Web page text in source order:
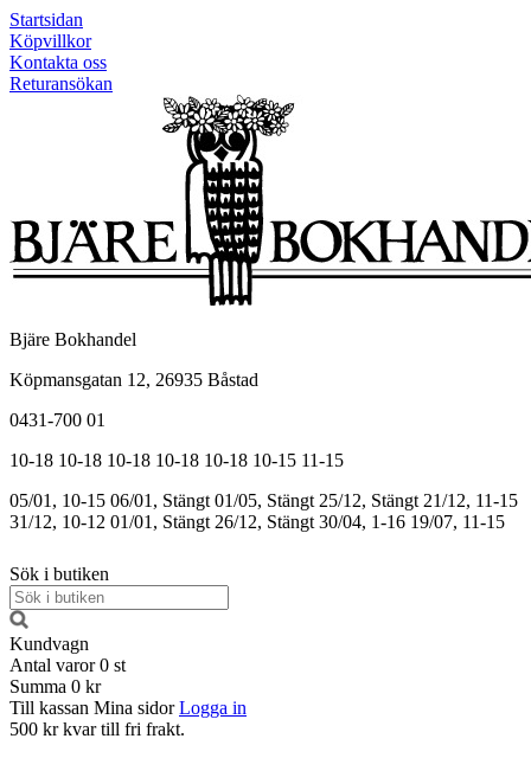
Startsidan
Köpvillkor
Kontakta oss
Returansökan
Bjäre Bokhandel
Köpmansgatan 12, 26935 Båstad
0431-700 01
10-18 10-18 10-18 10-18 10-18 10-15 11-15
05/01, 10-15 06/01, Stängt 01/05, Stängt 25/12, Stängt 21/12, 11-15
31/12, 10-12 01/01, Stängt 26/12, Stängt 30/04, 1-16 19/07, 11-15
Sök i butiken
Kundvagn
Antal varor 0 st
Summa 0 kr
Till kassan Mina sidor Logga in
500 kr kvar till fri frakt.